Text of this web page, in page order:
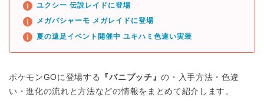
ユクシー 伝説レイドに登場
メガバシャーモ メガレイドに登場
夏の遠足イベント開催中 ユキハミ色違い実装
ポケモンGOに登場する 『バニプッチ』の・入手方法・色違
い・進化の流れと方法などの情報をまとめて紹介します。